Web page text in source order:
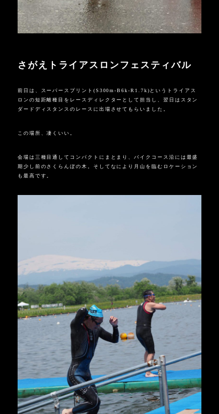
さがえトライアスロンフェスティバル
前日は、スーパースプリント(S300m-B6k-R1.7k)というトライアス
ロンの短距離種目をレースディレクターとして担当し、翌日はスタン
ダードディスタンスのレースに出場させてもらいました。
この場所、凄くいい。
会場は三種目通してコンパクトにまとまり、バイクコース沿には最盛
期少し前のさくらんぼの木。そしてなにより月山を臨むロケーション
も最高です。